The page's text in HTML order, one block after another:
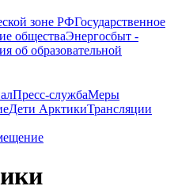
зоне РФГосударственное
обществаЭнергосбыт -
об образовательной
Пресс-службаМеры
Дети АрктикиТрансляции